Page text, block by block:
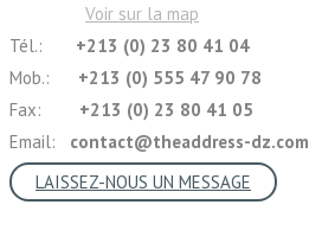
Voir sur la map
Tél.:
+213 (0) 23 80 41 04
Mob.: +213 (0) 555 47 90 78
Fax: +213 (0) 23 80 41 05
Email: contact@theaddress-dz.com
LAISSEZ-NOUS UN MESSAGE